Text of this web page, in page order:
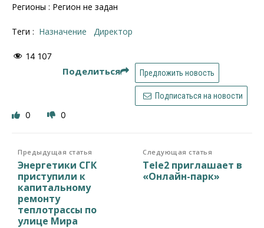
Регионы : Регион не задан
Теги : назначение директор
14 107
Поделиться Предложить новость
Подписаться на новости
0 0
Предыдущая статья
Энергетики СГК
приступили к
капитальному
ремонту
теплотрассы по
улице Мира
Следующая статья
Tele2 приглашает в
«Онлайн-парк»